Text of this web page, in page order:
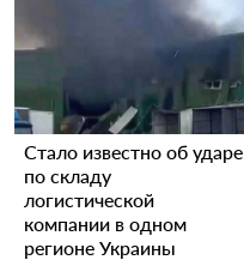
Стало известно об ударе
по складу
логистической
компании в одном
регионе Украины